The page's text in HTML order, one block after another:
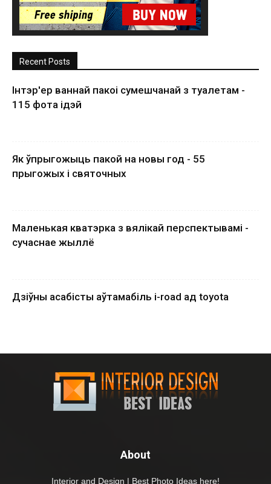
Recent Posts
Інтэр'ер ваннай пакоі сумешчанай з туалетам -
115 фота ідэй
Як ўпрыгожыць пакой на новы год - 55
прыгожых і святочных
Маленькая кватэрка з вялікай перспектывамі -
сучаснае жыллё
Дзіўны асабісты аўтамабіль i-road ад toyota
About
Interior and Design | Best Photo Ideas here!